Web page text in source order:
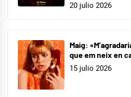
20 julio 2026
Maig:
que em neix en
15 julio 2026